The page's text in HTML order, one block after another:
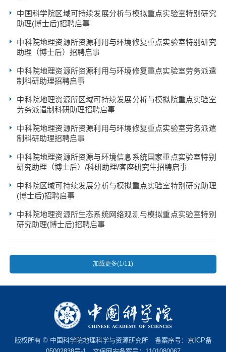
中国科学院区域可持续发展分析与模拟重点实验室特别研究
助理(博士后)招聘启事
中科院地理资源所资源利用与环境修复重点实验室特别研究
助理（博士后）招聘启事
中科院地理资源所资源利用与环境修复重点实验室劳务派遣
制科研助理招聘启事
中科院地理资源所区域可持续发展分析与模拟院重点实验室
劳务派遣制科研助理招聘启事
中科院地理资源所资源利用与环境修复重点实验室劳务派遣
制科研助理招聘启事
中科院地理资源所资源与环境信息系统国家重点实验室特别
研究助理（博士后）/科研助理/客座研究生招聘启事
中科院区域可持续发展分析与模拟重点实验室特别研究助理
(博士后)招聘启事
中科院地理资源所生态系统网络观测与模拟重点实验室特别
研究助理(博士后)招聘启事
加载更多(1/11)
版权所有 © 中国科学院地理科学与资源研究所 备案序号： 京ICP备